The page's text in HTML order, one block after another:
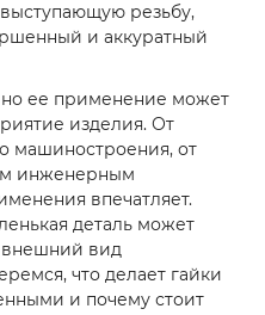
резьбу,
и аккуратный
но ее применение может
изделия. От
машиностроения, от
инженерным
впечатляет.
деталь может
внешний вид
что делает гайки
и почему стоит